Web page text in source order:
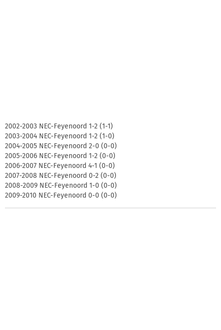
2002-2003 NEC-Feyenoord 1-2 (1-1)
2003-2004 NEC-Feyenoord 1-2 (1-0)
2004-2005 NEC-Feyenoord 2-0 (0-0)
2005-2006 NEC-Feyenoord 1-2 (0-0)
2006-2007 NEC-Feyenoord 4-1 (0-0)
2007-2008 NEC-Feyenoord 0-2 (0-0)
2008-2009 NEC-Feyenoord 1-0 (0-0)
2009-2010 NEC-Feyenoord 0-0 (0-0)